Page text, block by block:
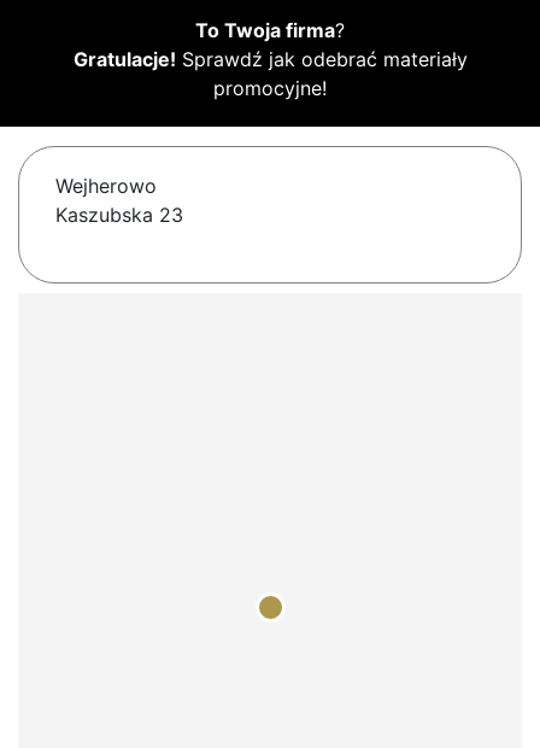
To Twoja firma?
Gratulacje! Sprawdź jak odebrać materiały
promocyjne!
Wejherowo
Kaszubska 23